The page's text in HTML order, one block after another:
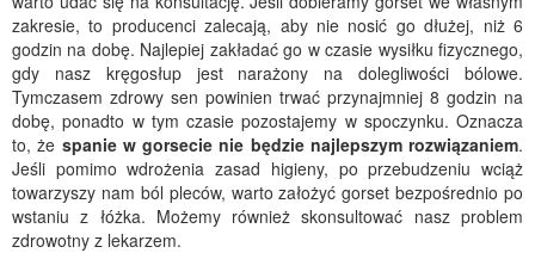
zakresie, to producenci zalecają, aby nie nosić go dłużej, niż 6
godzin na dobę. Najlepiej zakładać go w czasie wysiłku fizycznego,
gdy nasz kręgosłup jest narażony na dolegliwości bólowe.
Tymczasem zdrowy sen powinien trwać przynajmniej 8 godzin na
dobę, ponadto w tym czasie pozostajemy w spoczynku. Oznacza
to, że spanie w gorsecie nie będzie najlepszym rozwiązaniem.
Jeśli pomimo wdrożenia zasad higieny, po przebudzeniu wciąż
towarzyszy nam ból pleców, warto założyć gorset bezpośrednio po
wstaniu z łóżka. Możemy również skonsultować nasz problem
zdrowotny z lekarzem.